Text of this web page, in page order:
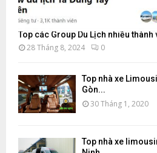
Top các Group Du Lịch nhiều thành
28 Tháng 8, 2024 0
Top nhà xe
Gòn...
30 Tháng 1, 2020
Top nhà xe